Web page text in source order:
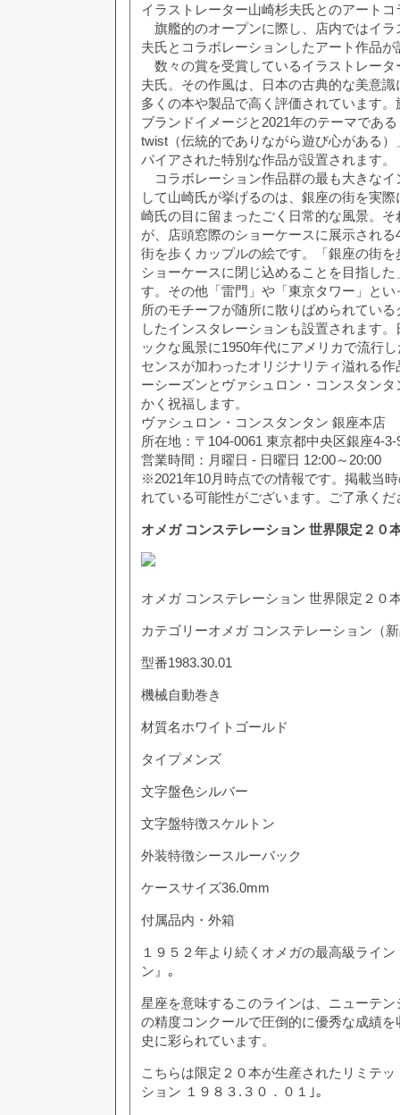
イラストレーター山崎杉夫氏とのアート
旗艦的のオープンに際し、店内ではイラ
夫氏とコラボレーションしたアート作品
数々の賞を受賞しているイラストレータ
夫氏。その作風は、日本の古典的な美意
多くの本や製品で高く評価されています
ブランドイメージと2021年のテーマであ
twist（伝統的でありながら遊び心がある
パイアされた特別な作品が設置されます。
コラボレーション作品群の最も大きなイ
して山崎氏が挙げるのは、銀座の街を実
崎氏の目に留まったごく日常的な風景。
が、店頭窓際のショーケースに展示され
街を歩くカップルの絵です。「銀座の街
ショーケースに閉じ込めることを目指し
す。その他「雷門」や「東京タワー」と
所のモチーフが随所に散りばめられてい
したインスタレーションも設置されます
ックな風景に1950年代にアメリカで流行
センスが加わったオリジナリティ溢れる
ーシーズンとヴァシュロン・コンスタン
かく祝福します。
ヴァシュロン・コンスタンタン 銀座本店
所在地：〒104-0061 東京都中央区銀座4-3-
営業時間：月曜日 - 日曜日 12:00～20:00
※2021年10月時点での情報です。掲載当
れている可能性がございます。ご了承くだ
オメガ コンステレーション 世界限定２０
オメガ コンステレーション 世界限定２０
カテゴリーオメガ コンステレーション（
型番1983.30.01
機械自動巻き
材質名ホワイトゴールド
タイプメンズ
文字盤色シルバー
文字盤特徴スケルトン
外装特徴シースルーバック
ケースサイズ36.0mm
付属品内・外箱
１９５２年より続くオメガの最高級ライ
ン』｡
星座を意味するこのラインは、ニューテ
の精度コンクールで圧倒的に優秀な成績
史に彩られています。
こちらは限定２０本が生産されたリミテ
ション １９８３.３０．０１｣｡